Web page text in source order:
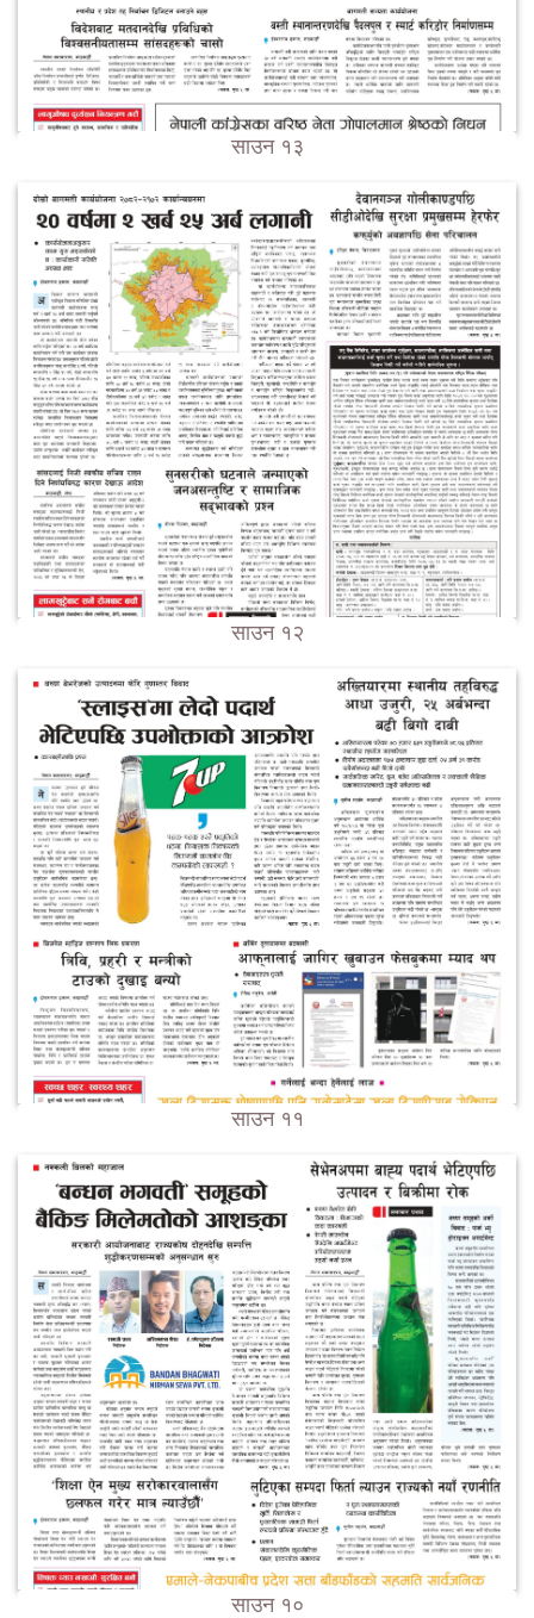
साउन १३
साउन १२
साउन ११
साउन १०